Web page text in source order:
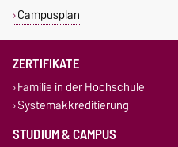
Campusplan
ZERTIFIKATE
Familie in der Hochschule
Systemakkreditierung
STUDIUM & CAMPUS